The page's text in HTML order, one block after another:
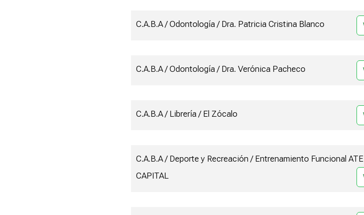
C.A.B.A / Odontología / Dra. Patricia Cristina Blanco
C.A.B.A / Odontología / Dra. Verónica Pacheco
C.A.B.A / Librería / El Zócalo
C.A.B.A / Deporte y Recreación / Entrenamiento Funcional ATE
CAPITAL